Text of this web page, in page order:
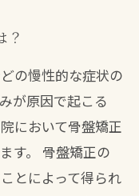
？
の慢性的な症状の
が原因で起こる
において骨盤矯正
す。 骨盤矯正の
とによって得られ